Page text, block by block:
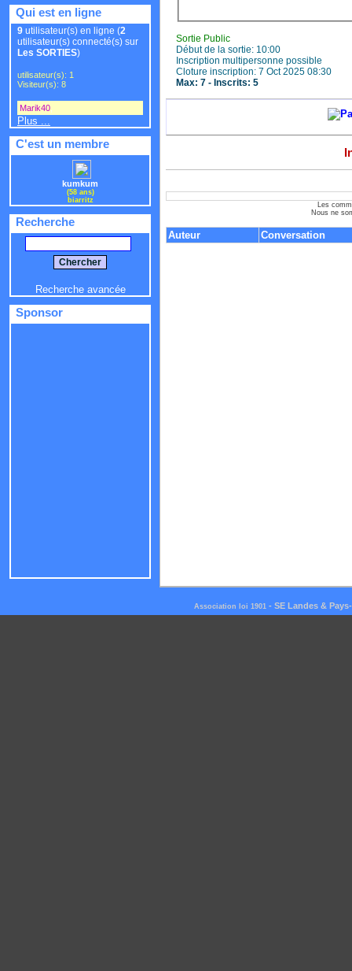
Qui est en ligne
9 utilisateur(s) en ligne (2
utilisateur(s) connecté(s) sur
Les SORTIES)
utilisateur(s): 1
Visiteur(s): 8
Marik40
Plus ...
C'est un membre
kumkum
(58 ans)
biarritz
Recherche
Recherche avancée
Sponsor
Sortie Public
Début de la sortie: 10:00
Inscription multipersonne possible
Cloture inscription: 7 Oct 2025 08:30
Max: 7 - Inscrits: 5
Les
Nous ne
Auteur Conversation
Association loi 1901 - SE Landes &